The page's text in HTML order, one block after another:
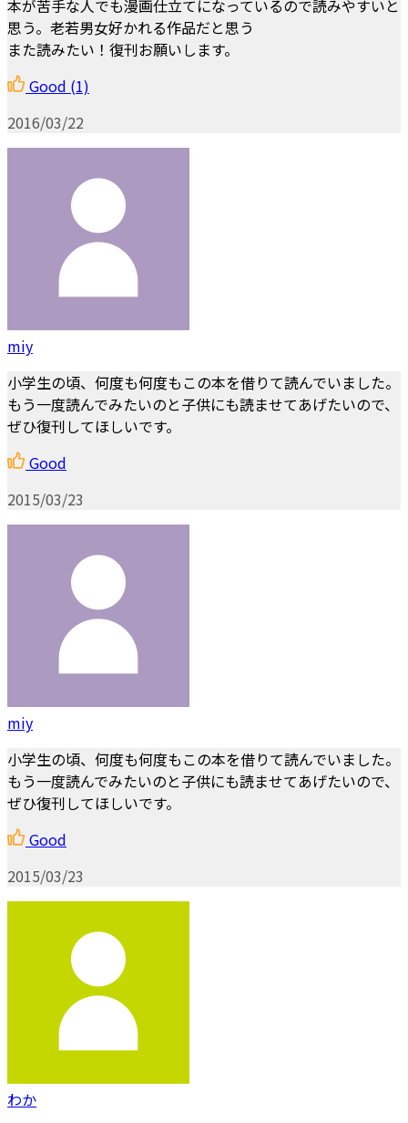
本が苦手な人でも漫画仕立てになっているので読みやすいと
思う。老若男女好かれる作品だと思う
また読みたい！復刊お願いします。
Good (1)
2016/03/22
miy
小学生の頃、何度も何度もこの本を借りて読んでいました。
もう一度読んでみたいのと子供にも読ませてあげたいので、
ぜひ復刊してほしいです。
Good
2015/03/23
miy
小学生の頃、何度も何度もこの本を借りて読んでいました。
もう一度読んでみたいのと子供にも読ませてあげたいので、
ぜひ復刊してほしいです。
Good
2015/03/23
わか